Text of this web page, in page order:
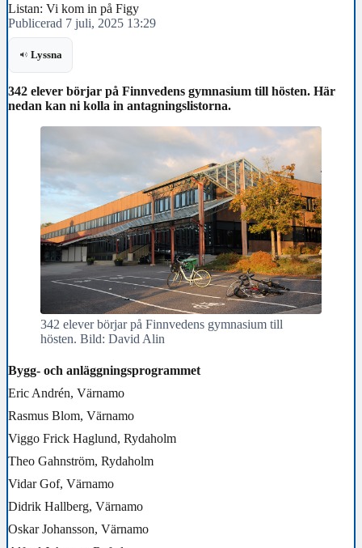
Listan: Vi kom in på Figy
Publicerad 7 juli, 2025 13:29
Lyssna
342 elever börjar på Finnvedens gymnasium till hösten. Här
nedan kan ni kolla in antagningslistorna.
342 elever börjar på Finnvedens gymnasium till
hösten. Bild: David Alin
Bygg- och anläggningsprogrammet
Eric Andrén, Värnamo
Rasmus Blom, Värnamo
Viggo Frick Haglund, Rydaholm
Theo Gahnström, Rydaholm
Vidar Gof, Värnamo
Didrik Hallberg, Värnamo
Oskar Johansson, Värnamo